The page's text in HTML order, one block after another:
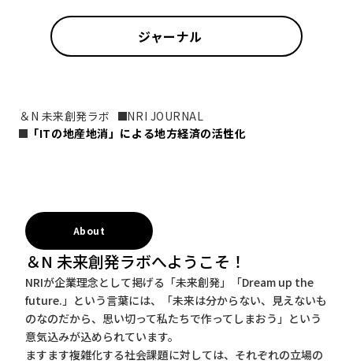
ジャーナル
＆N 未来創発ラボ
NRI JOURNAL
「ITの地産地消」による地方経済の活性化
About
＆N 未来創発ラボへようこそ！
NRIが企業理念として掲げる「未来創発」「Dream up the
future.」という言葉には、「未来は分からない、見えないも
のなのだから、思い切って私たちで作ってしまおう」という
意気込みが込められています。
ますます複雑化する社会課題に対しては、それぞれの立場の